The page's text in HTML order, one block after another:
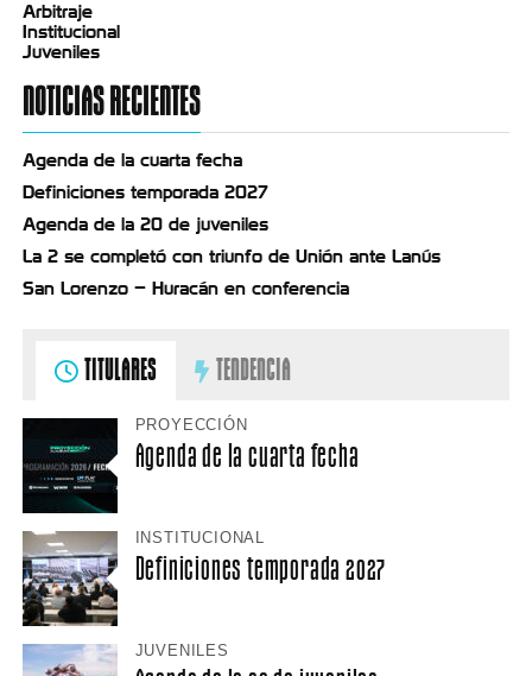
Arbitraje
Institucional
Juveniles
NOTICIAS RECIENTES
Agenda de la cuarta fecha
Definiciones temporada 2027
Agenda de la 20 de juveniles
La 2 se completó con triunfo de Unión ante Lanús
San Lorenzo – Huracán en conferencia
TITULARES TENDENCIA
PROYECCIÓN
Agenda de la cuarta fecha
INSTITUCIONAL
Definiciones temporada 2027
JUVENILES